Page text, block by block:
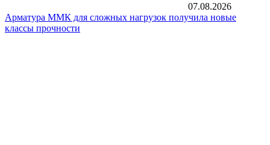
07.08.2026
Арматура ММК для сложных нагрузок получила новые
классы прочности